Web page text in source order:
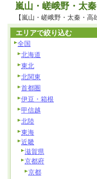
嵐山・嵯峨野・太
【嵐山・嵯峨野・太秦・
エリアで絞り込む
全国
北海道
東北
北関東
首都圏
伊豆・箱根
甲信越
北陸
東海
近畿
滋賀県
京都府
京都